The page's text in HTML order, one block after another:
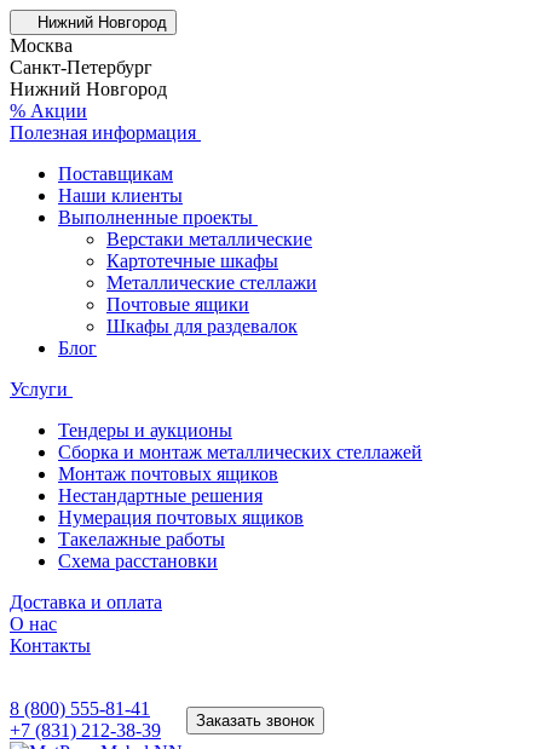
Нижний Новгород
Москва
Санкт-Петербург
Нижний Новгород
% Акции
Полезная информация
Поставщикам
Наши клиенты
Выполненные проекты
Верстаки металлические
Картотечные шкафы
Металлические стеллажи
Почтовые ящики
Шкафы для раздевалок
Блог
Услуги
Тендеры и аукционы
Сборка и монтаж металлических стеллажей
Монтаж почтовых ящиков
Нестандартные решения
Нумерация почтовых ящиков
Такелажные работы
Схема расстановки
Доставка и оплата
О нас
Контакты
8 (800) 555-81-41
+7 (831) 212-38-39
Заказать звонок